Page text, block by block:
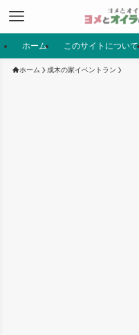
ホーム このサイトについて
ホーム 成木の家イベントラン